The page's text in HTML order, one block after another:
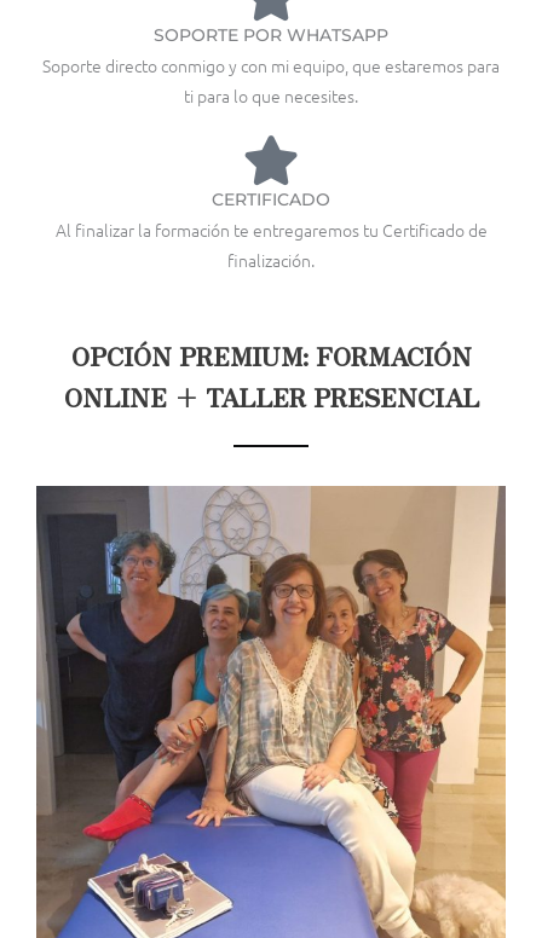
SOPORTE POR WHATSAPP
Soporte directo conmigo y con mi equipo, que estaremos para
ti para lo que necesites.
CERTIFICADO
Al finalizar la formación te entregaremos tu Certificado de
finalización.
OPCIÓN PREMIUM: FORMACIÓN
ONLINE + TALLER PRESENCIAL